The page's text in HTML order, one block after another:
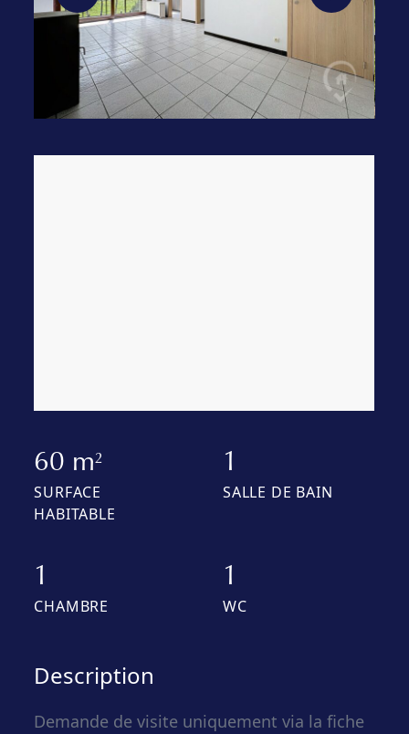
60 m2
SURFACE
HABITABLE
1
SALLE DE BAIN
1
CHAMBRE
1
WC
Description
Demande de visite uniquement via la fiche